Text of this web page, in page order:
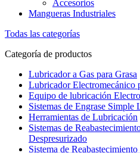
Accesorios
Mangueras Industriales
Todas las categorías
Categoría de productos
Lubricador a Gas para Grasa
Lubricador Electromecánico
Equipo de lubricación
Sistemas de Engrase Simple
Herramientas de Lubricación
Sistemas de
Despresurizado
Sistema de